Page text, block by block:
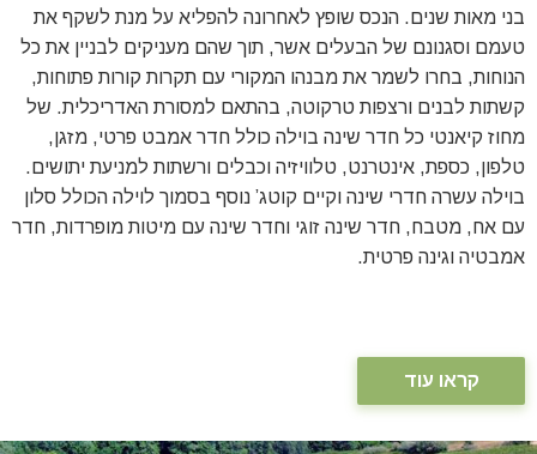
​​בני מאות שנים. הנכס שופץ לאחרונה להפליא על מנת לשקף את
טעמם וסגנונם של הבעלים אשר, תוך שהם מעניקים לבניין את כל
הנוחות, בחרו לשמר את מבנהו המקורי עם תקרות קורות פתוחות,
קשתות לבנים ורצפות טרקוטה, בהתאם למסורת האדריכלית. של
מחוז קיאנטי כל חדר שינה בוילה כולל חדר אמבט פרטי, מזגן,
טלפון, כספת, אינטרנט, טלוויזיה וכבלים ורשתות למניעת יתושים.
בוילה עשרה חדרי שינה וקיים קוטג’ נוסף בסמוך לוילה הכולל סלון
עם אח, מטבח, חדר שינה זוגי וחדר שינה עם מיטות מופרדות, חדר
אמבטיה וגינה פרטית.
קראו עוד